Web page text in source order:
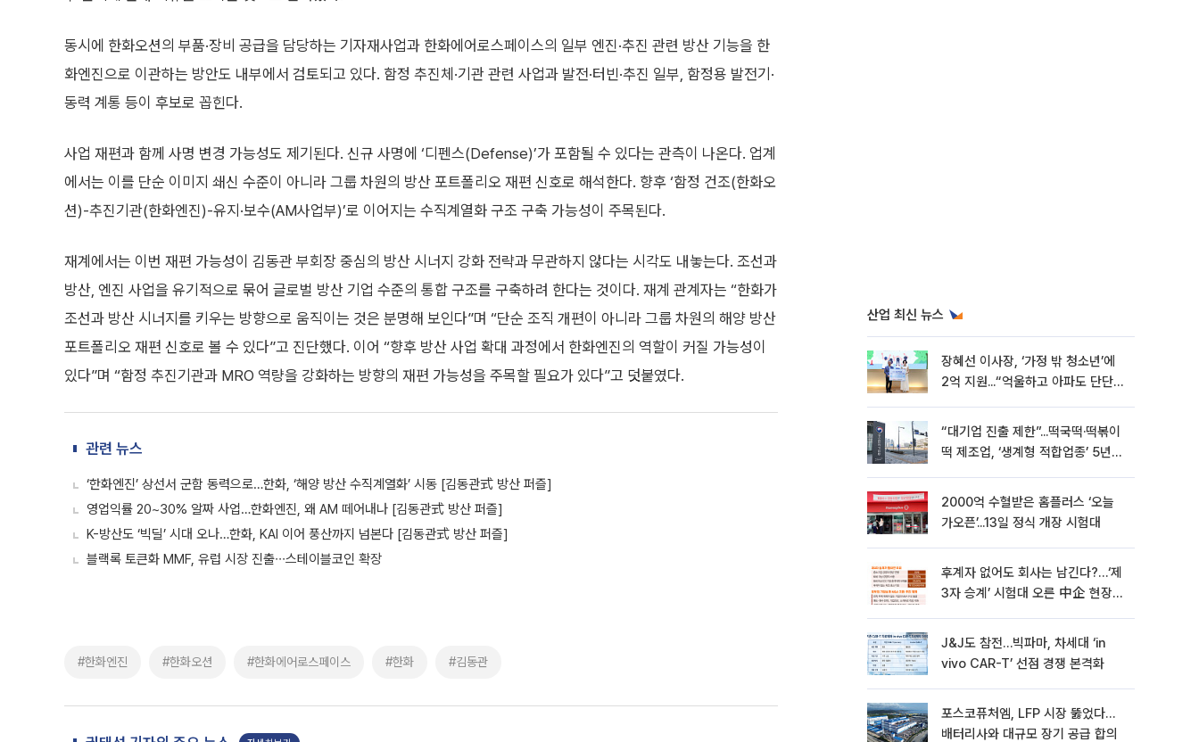
동시에 한화오션의 부품·장비 공급을 담당하는 기자재사업과 한화에어로스페이스의 일부 엔진·추진 관련 방산 기능을 한
화엔진으로 이관하는 방안도 내부에서 검토되고 있다. 함정 추진체·기관 관련 사업과 발전·터빈·추진 일부, 함정용 발전기·
동력 계통 등이 후보로 꼽힌다.
사업 재편과 함께 사명 변경 가능성도 제기된다. 신규 사명에 ‘디펜스(Defense)’가 포함될 수 있다는 관측이 나온다. 업계
에서는 이를 단순 이미지 쇄신 수준이 아니라 그룹 차원의 방산 포트폴리오 재편 신호로 해석한다. 향후 ‘함정 건조(한화오
션)-추진기관(한화엔진)-유지·보수(AM사업부)’로 이어지는 수직계열화 구조 구축 가능성이 주목된다.
재계에서는 이번 재편 가능성이 김동관 부회장 중심의 방산 시너지 강화 전략과 무관하지 않다는 시각도 내놓는다. 조선과
방산, 엔진 사업을 유기적으로 묶어 글로벌 방산 기업 수준의 통합 구조를 구축하려 한다는 것이다. 재계 관계자는 “한화가
조선과 방산 시너지를 키우는 방향으로 움직이는 것은 분명해 보인다”며 “단순 조직 개편이 아니라 그룹 차원의 해양 방산
포트폴리오 재편 신호로 볼 수 있다”고 진단했다. 이어 “향후 방산 사업 확대 과정에서 한화엔진의 역할이 커질 가능성이
있다”며 “함정 추진기관과 MRO 역량을 강화하는 방향의 재편 가능성을 주목할 필요가 있다”고 덧붙였다.
관련 뉴스
‘한화엔진’ 상선서 군함 동력으로…한화, ‘해양 방산 수직계열화’ 시동 [김동관式 방산 퍼즐]
영업익률 20~30% 알짜 사업…한화엔진, 왜 AM 떼어내나 [김동관式 방산 퍼즐]
K-방산도 ‘빅딜’ 시대 오나…한화, KAI 이어 풍산까지 넘본다 [김동관式 방산 퍼즐]
블랙록 토큰화 MMF, 유럽 시장 진출∙∙∙스테이블코인 확장
#한화엔진 #한화오션 #한화에어로스페이스 #한화 #김동관
산업 최신 뉴스
장혜선 이사장, ‘가정 밖 청소년’에
2억 지원...“억울하고 아파도 단단해
“대기업 진출 제한”...떡국떡·떡볶이
떡 제조업, ‘생계형 적합업종’ 5년
2000억 수혈받은 홈플러스 ‘오늘
가오픈’...13일 정식 개장 시험대
후계자 없어도 회사는 남긴다?…‘제
3자 승계’ 시험대 오른 中企 현장
J&J도 참전…빅파마, 차세대 ‘in
vivo CAR-T’ 선점 경쟁 본격화
포스코퓨처엠, LFP 시장 뚫었다…
배터리사와 대규모 장기 공급 합의